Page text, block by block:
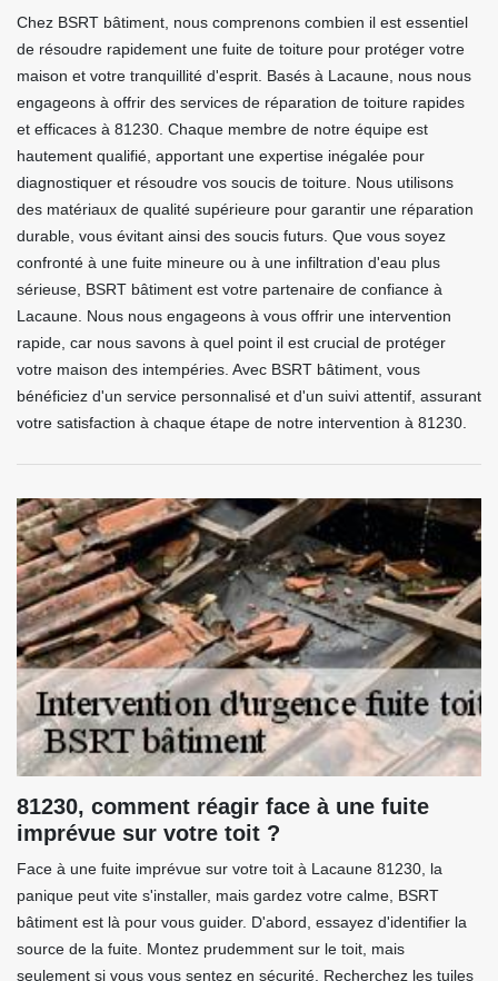
Chez BSRT bâtiment, nous comprenons combien il est essentiel
de résoudre rapidement une fuite de toiture pour protéger votre
maison et votre tranquillité d'esprit. Basés à Lacaune, nous nous
engageons à offrir des services de réparation de toiture rapides
et efficaces à 81230. Chaque membre de notre équipe est
hautement qualifié, apportant une expertise inégalée pour
diagnostiquer et résoudre vos soucis de toiture. Nous utilisons
des matériaux de qualité supérieure pour garantir une réparation
durable, vous évitant ainsi des soucis futurs. Que vous soyez
confronté à une fuite mineure ou à une infiltration d'eau plus
sérieuse, BSRT bâtiment est votre partenaire de confiance à
Lacaune. Nous nous engageons à vous offrir une intervention
rapide, car nous savons à quel point il est crucial de protéger
votre maison des intempéries. Avec BSRT bâtiment, vous
bénéficiez d'un service personnalisé et d'un suivi attentif, assurant
votre satisfaction à chaque étape de notre intervention à 81230.
81230, comment réagir face à une fuite
imprévue sur votre toit ?
Face à une fuite imprévue sur votre toit à Lacaune 81230, la
panique peut vite s'installer, mais gardez votre calme, BSRT
bâtiment est là pour vous guider. D'abord, essayez d'identifier la
source de la fuite. Montez prudemment sur le toit, mais
seulement si vous vous sentez en sécurité. Recherchez les tuiles